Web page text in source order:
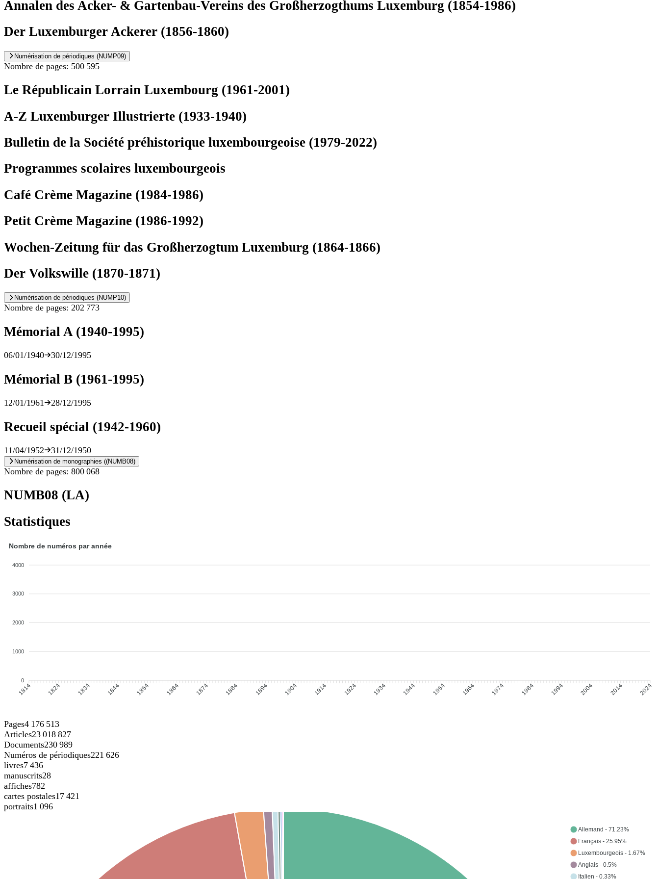
Annalen des Acker- & Gartenbau-Vereins des Großherzogthums Luxemburg (1854-1986)
Der Luxemburger Ackerer (1856-1860)
Numérisation de périodiques (NUMP09)
Nombre de pages: 500 595
Le Républicain Lorrain Luxembourg (1961-2001)
A-Z Luxemburger Illustrierte (1933-1940)
Bulletin de la Société préhistorique luxembourgeoise (1979-2022)
Programmes scolaires luxembourgeois
Café Crème Magazine (1984-1986)
Petit Crème Magazine (1986-1992)
Wochen-Zeitung für das Großherzogtum Luxemburg (1864-1866)
Der Volkswille (1870-1871)
Numérisation de périodiques (NUMP10)
Nombre de pages: 202 773
Mémorial A (1940-1995)
De
06/01/1940 À
30/12/1995
Mémorial B (1961-1995)
De
12/01/1961 À
28/12/1995
Recueil spécial (1942-1960)
De
11/04/1952 À
31/12/1950
Numérisation de monographies ((NUMB08)
Nombre de pages: 800 068
NUMB08 (LA)
Statistiques
Nombre de numéros par année
4000
3000
2000
1000
0
1814 1824 1834 1844 1854 1864 1874 1884 1894 1904 1914 1924 1934 1944 1954 1964 1974 1984 1994 2004 2014 2024
Pages4 176 513
Articles23 018 827
Documents230 989
Numéros de périodiques221 626
livres7 436
manuscrits28
affiches782
cartes postales17 421
portraits1 096
Allemand - 71.23%
Français - 25.95%
Luxembourgeois - 1.67%
Anglais - 0.5%
Italien - 0.33%